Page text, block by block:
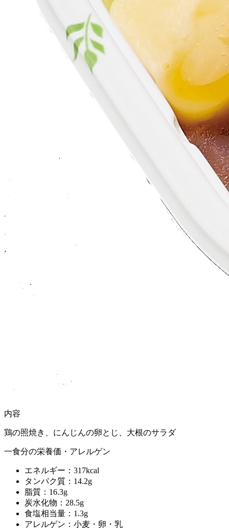
内容
鶏の照焼き、にんじんの卵とじ、大根のサラダ
一食分の栄養価・アレルゲン
エネルギー：317kcal
タンパク質：14.2g
脂質：16.3g
炭水化物：28.5g
食塩相当量：1.3g
アレルゲン：小麦・卵・乳